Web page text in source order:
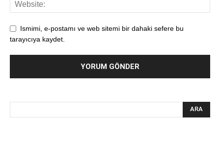
Ismimi, e-postamı ve web sitemi bir dahaki sefere bu
tarayıcıya kaydet.